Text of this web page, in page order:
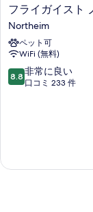
フ
ラ
イ
ガ
イ
ス
ト
Northeim
フライガイスト
Northeim
ペット可
WiFi (無料)
10
段
良
8.8 非常に良い
口コミ 233 件